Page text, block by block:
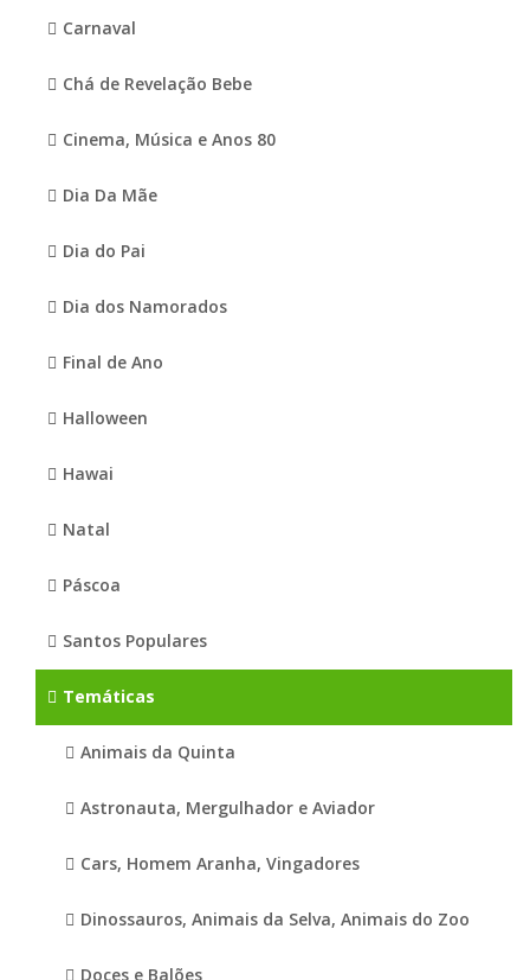
Carnaval
Chá de Revelação Bebe
Cinema, Música e Anos 80
Dia Da Mãe
Dia do Pai
Dia dos Namorados
Final de Ano
Halloween
Hawai
Natal
Páscoa
Santos Populares
Temáticas
Animais da Quinta
Astronauta, Mergulhador e Aviador
Cars, Homem Aranha, Vingadores
Dinossauros, Animais da Selva, Animais do Zoo
Doces e Balões